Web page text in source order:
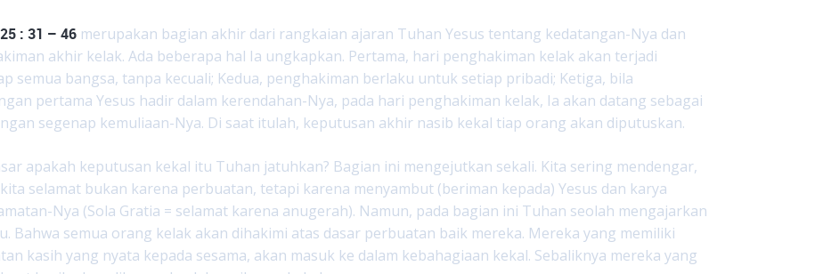
: 31 – 46 merupakan bagian akhir dari rangkaian ajaran Tuhan Yesus tentang kedatangan-Nya dan
akhir kelak. Ada beberapa hal Ia ungkapkan. Pertama, hari penghakiman kelak akan terjadi
semua bangsa, tanpa kecuali; Kedua, penghakiman berlaku untuk setiap pribadi; Ketiga, bila
pertama Yesus hadir dalam kerendahan-Nya, pada hari penghakiman kelak, Ia akan datang sebagai
segenap kemuliaan-Nya. Di saat itulah, keputusan akhir nasib kekal tiap orang akan diputuskan.
apakah keputusan kekal itu Tuhan jatuhkan? Bagian ini mengejutkan sekali. Kita sering mendengar,
selamat bukan karena perbuatan, tetapi karena menyambut (beriman kepada) Yesus dan karya
Nya (Sola Gratia = selamat karena anugerah). Namun, pada bagian ini Tuhan seolah mengajarkan
Bahwa semua orang kelak akan dihakimi atas dasar perbuatan baik mereka. Mereka yang memiliki
kasih yang nyata kepada sesama, akan masuk ke dalam kebahagiaan kekal. Sebaliknya mereka yang